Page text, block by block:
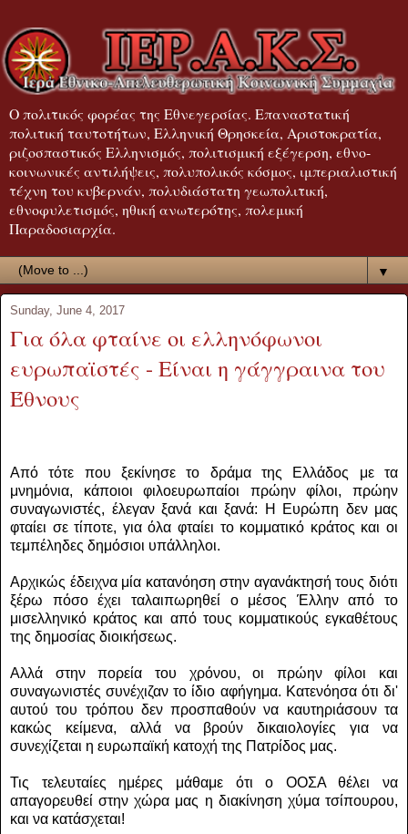
Ο πολιτικός φορέας της Εθνεγερσίας. Επαναστατική
πολιτική ταυτοτήτων, Ελληνική Θρησκεία, Αριστοκρατία,
ριζοσπαστικός Ελληνισμός, πολιτισμική εξέγερση, εθνο-
κοινωνικές αντιλήψεις, πολυπολικός κόσμος, ιμπεριαλιστική
τέχνη του κυβερνάν, πολυδιάστατη γεωπολιτική,
εθνοφυλετισμός, ηθική ανωτερότης, πολεμική
Παραδοσιαρχία.
▼
Sunday, June 4, 2017
Για όλα φταίνε οι ελληνόφωνοι
ευρωπαϊστές - Είναι η γάγγραινα του
Έθνους
Από τότε που ξεκίνησε το δράμα της Ελλάδος με τα
μνημόνια, κάποιοι φιλοευρωπαίοι πρώην φίλοι, πρώην
συναγωνιστές, έλεγαν ξανά και ξανά: Η Ευρώπη δεν μας
φταίει σε τίποτε, για όλα φταίει το κομματικό κράτος και οι
τεμπέληδες δημόσιοι υπάλληλοι.
Αρχικώς έδειχνα μία κατανόηση στην αγανάκτησή τους διότι
ξέρω πόσο έχει ταλαιπωρηθεί ο μέσος Έλλην από το
μισελληνικό κράτος και από τους κομματικούς εγκαθέτους
της δημοσίας διοικήσεως.
Αλλά στην πορεία του χρόνου, οι πρώην φίλοι και
συναγωνιστές συνέχιζαν το ίδιο αφήγημα. Κατενόησα ότι δι'
αυτού του τρόπου δεν προσπαθούν να καυτηριάσουν τα
κακώς κείμενα, αλλά να βρούν δικαιολογίες για να
συνεχίζεται η ευρωπαϊκή κατοχή της Πατρίδος μας.
Τις τελευταίες ημέρες μάθαμε ότι ο ΟΟΣΑ θέλει να
απαγορευθεί στην χώρα μας η διακίνηση χύμα τσίπουρου,
και να κατάσχεται!